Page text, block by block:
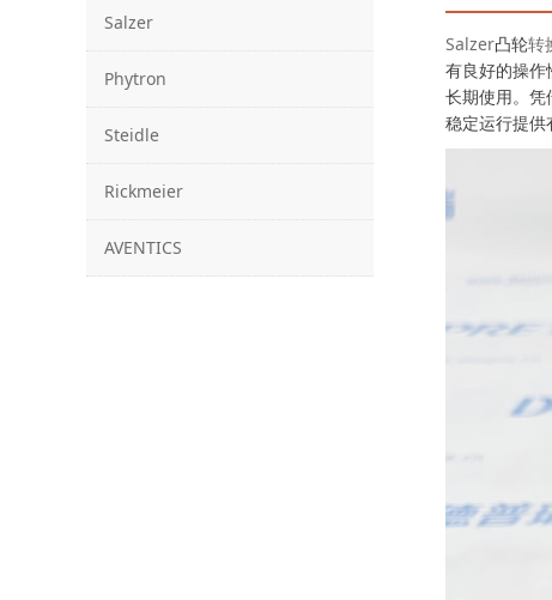
Salzer
Phytron
Steidle
Rickmeier
AVENTICS
Salzer凸轮转
有良好的操作
长期使用。凭
稳定运行提供